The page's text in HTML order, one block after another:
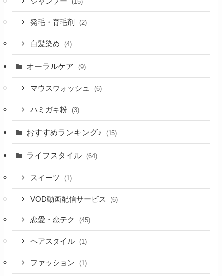
(15)
発毛・育毛剤 (2)
白髪染め (4)
オーラルケア (9)
マウスウォッシュ (6)
ハミガキ粉 (3)
おすすめランキング♪ (15)
ライフスタイル (64)
スイーツ (1)
VOD動画配信サービス (6)
恋愛・恋テク (45)
ヘアスタイル (1)
ファッション (1)